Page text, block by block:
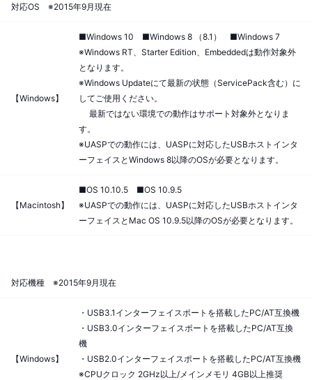
対応OS ※2015年9月現在
【Windows】
■Windows 10 ■Windows 8 （8.1） ■Windows 7
※Windows RT、Starter Edition、Embeddedは動作対象外
となります。
※Windows Updateにて最新の状態（ServicePack含む）に
してご使用ください。
最新ではない環境での動作はサポート対象外となりま
す。
※UASPでの動作には、UASPに対応したUSBホストインタ
ーフェイスとWindows 8以降のOSが必要となります。
【Macintosh】
■OS 10.10.5 ■OS 10.9.5
※UASPでの動作には、UASPに対応したUSBホストインタ
ーフェイスとMac OS 10.9.5以降のOSが必要となります。
対応機種 ※2015年9月現在
【Windows】
・USB3.1インターフェイスポートを搭載したPC/AT互換機
・USB3.0インターフェイスポートを搭載したPC/AT互換
機
・USB2.0インターフェイスポートを搭載したPC/AT互換機
※CPUクロック 2GHz以上/メインメモリ 4GB以上推奨